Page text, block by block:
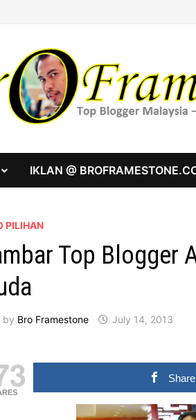
IKLAN @
PILIHAN
Top Blogger
by Bro Framestone July 14, 2013
Share